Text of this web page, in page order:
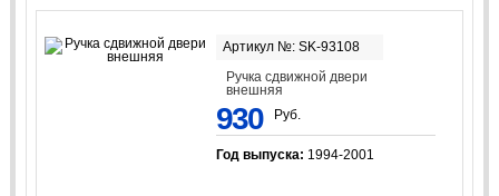
Артикул №: SK-93108
Ручка сдвижной двери
внешняя
930 Руб.
Год выпуска: 1994-2001